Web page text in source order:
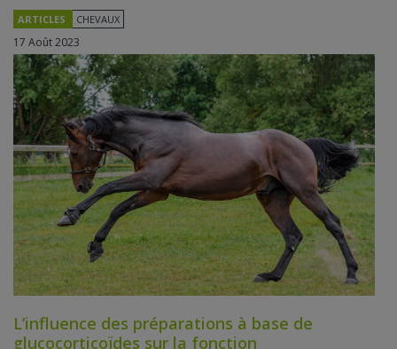
ARTICLES CHEVAUX
17 Août 2023
L’influence des préparations à base de
glucocorticoïdes sur la fonction